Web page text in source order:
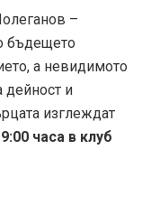
–
бъдещето
а невидимото
дейност и
изглеждат
часа в клуб